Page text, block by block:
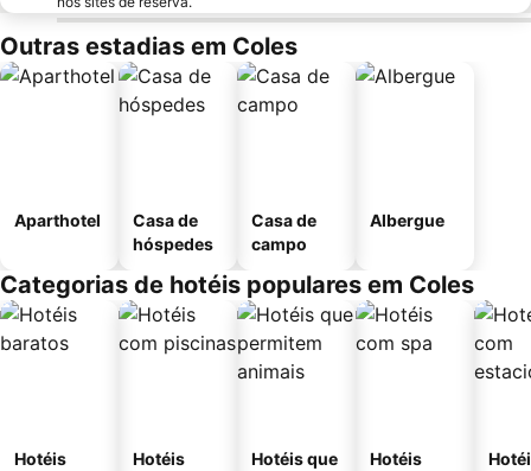
Outras estadias em Coles
Aparthotel
Casa de
hóspedes
Casa de
campo
Albergue
Categorias de hotéis populares em Coles
Hotéis
Hotéis
Hotéis que
Hotéis